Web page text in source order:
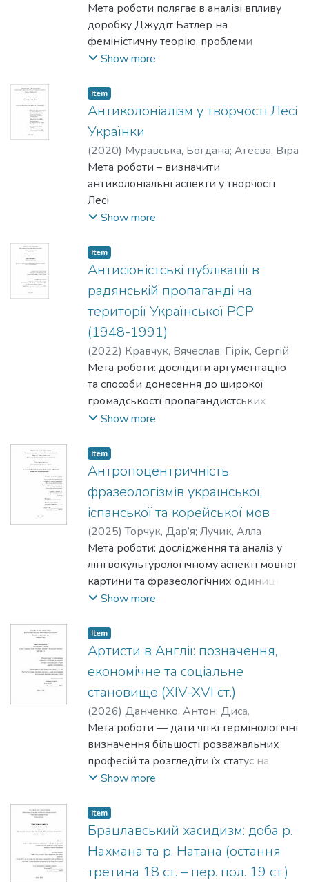
Мета роботи полягає в аналізі впливу
доробку Джудіт Батлер на
феміністичну теорію, проблеми
ідентичностей, квір-теорію, політичні
спільноту.
Show more
Item
Антиколоніалізм у творчості Лесі
Українки
(2020) Муравська, Богдана; Агеєва, Віра
Мета роботи – визначити
антиколоніальні аспекти у творчості
Лесі
України, зокрема в драматичних
"Бояриня".
Show more
Item
Антисіоністські публікації в
радянській пропаганді на
території Української РСР
(1948-1991)
(2022) Кравчук, Вячеслав; Гірік, Сергій
Мета роботи: дослідити аргументацію
та способи донесення до широкої
громадськості пропагандистських
наративів післявоєнного періоду
Show more
Item
Антропоцентричність
фразеологізмів української,
іспанської та корейської мов
(2025)Торчук, Дар’я; Лучик, Алла
Мета роботи: дослідження та аналіз у
лінгвокультурологічному аспекті мовної
картини та фразеологічних одиниць
української, іспанської та корейської
Show more
Item
Артисти в Англії: позначення,
економічне та соціальне
становище (XIV-XVI ст.)
(2026) Данченко, Антон; Диса,
Катерина
Мета роботи — дати чіткі термінологічні
визначення більшості розважальних
професій та розгледіти їх статус на
основі джерельних згадок в Англії у
Show more
Item
Брацлавський хасидизм: доба р.
Нахмана та р. Натана (остання
третина 18 ст. – пер. пол. 19 ст.)